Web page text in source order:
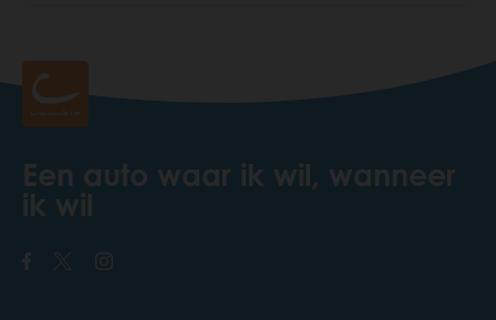
Een auto waar ik wil, wanneer
ik wil